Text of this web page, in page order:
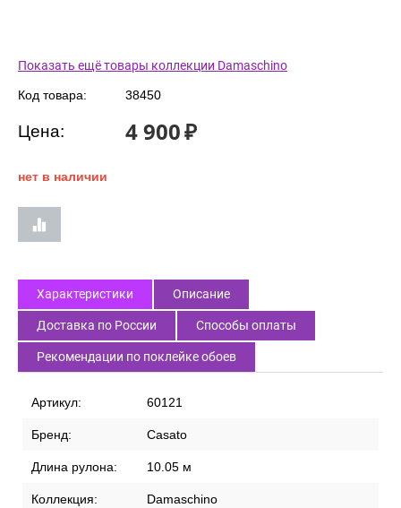
Показать ещё товары коллекции Damaschino
Код товара: 38450
Цена: 4 900₽
нет в наличии
Характеристики Описание
Доставка по России Способы оплаты
Рекомендации по поклейке обоев
Артикул: 60121
Бренд: Casato
Длина рулона: 10.05 м
Коллекция: Damaschino